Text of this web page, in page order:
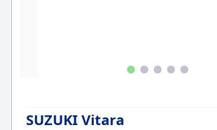
SUZUKI Vitara